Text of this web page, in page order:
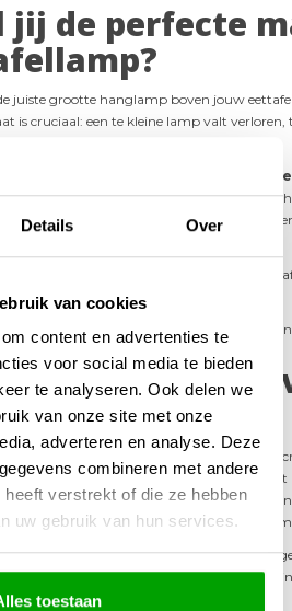
Details Over
van cookies
content en advertenties te
voor social media te bieden
te analyseren. Ook delen we
van onze site met onze
adverteren en analyse. Deze
combineren met andere
verstrekt of die ze hebben
uw gebruik van hun services.
toestaan
jij de perfecte
juiste grootte hanglamp boven jouw
is cruciaal: een te kleine lamp valt
van de lamp tussen
de helft en
een tafel van 90 cm breed? Dan past een
tafels zijn langwerpige modellen of clusters
eens met schilderstape op je
je de lamp aanschaft.
helpen we je graag verder via
perfecte
precies goed hangt? De juiste hoogte is
optimaal; te laag, en je belemmert het zicht
de 60 en 80 cm boven het tafelblad te
resultaat, zelfs bij glazen tafels of langere
kun je de lamp iets lager hangen om extra
aankijken. Veel hanglampen zijn eenvoudig